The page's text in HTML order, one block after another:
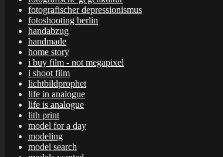
fotografischer depressionismus
fotoshooting berlin
handabzug
handmade
home story
i buy film - not megapixel
i shoot film
lichtbildprophet
life in analogue
life is analogue
lith print
model for a day
modeling
model search